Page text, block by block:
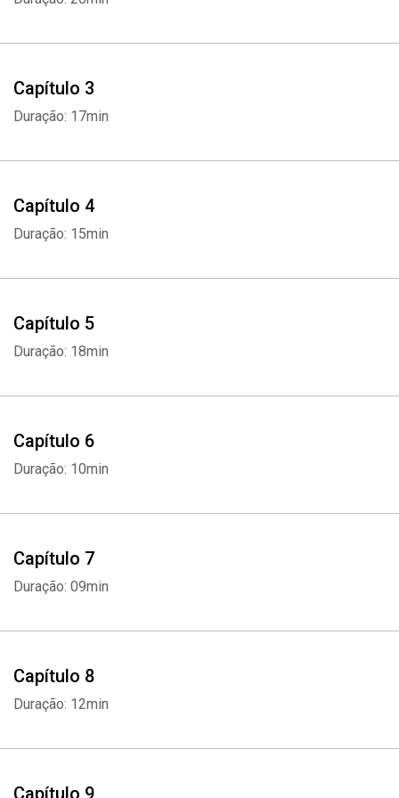
Capítulo 3
Duração: 17min
Capítulo 4
Duração: 15min
Capítulo 5
Duração: 18min
Capítulo 6
Duração: 10min
Capítulo 7
Duração: 09min
Capítulo 8
Duração: 12min
Capítulo 9